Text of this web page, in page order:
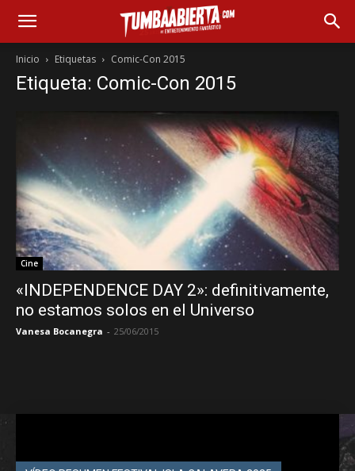
Inicio Etiquetas Comic-Con 2015
Etiqueta: Comic-Con 2015
Cine
«INDEPENDENCE DAY 2»: definitivamente,
no estamos solos en el Universo
Vanesa Bocanegra - 25/06/2015